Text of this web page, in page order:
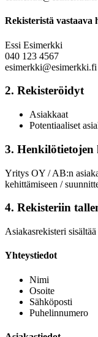
Rekisteristä vastaava
Essi Esimerkki
040 123 4567
esimerkki@esimerkki.fi
2. Rekisteröidyt
Asiakkaat
Potentiaaliset
3.
Yritys OY / AB:n
kehittämiseen /
4. Rekisteriin
Asiakasrekisteri
Yhteystiedot
Nimi
Osoite
Sähköposti
Puhelinnumero